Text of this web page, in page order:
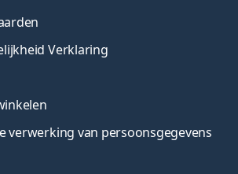
Verklaring
verwerking van persoonsgegevens